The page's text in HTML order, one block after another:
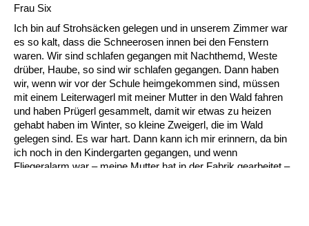
Frau Six
Ich bin auf Strohsäcken gelegen und in unserem Zimmer war
es so kalt, dass die Schneerosen innen bei den Fenstern
waren. Wir sind schlafen gegangen mit Nachthemd, Weste
drüber, Haube, so sind wir schlafen gegangen. Dann haben
wir, wenn wir vor der Schule heimgekommen sind, müssen
mit einem Leiterwagerl mit meiner Mutter in den Wald fahren
und haben Prügerl gesammelt, damit wir etwas zu heizen
gehabt haben im Winter, so kleine Zweigerl, die im Wald
gelegen sind. Es war hart. Dann kann ich mir erinnern, da bin
ich noch in den Kindergarten gegangen, und wenn
Fliegeralarm war – meine Mutter hat in der Fabrik gearbeitet –